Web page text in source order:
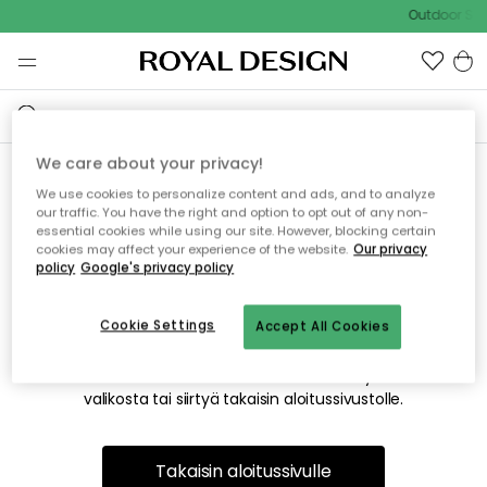
Outdoor
Emme valitettavasti löydä
etsimääsi sivua
Tämä voi johtua siitä, että sivua ei enää ole tai siitä, että se
on siirretty muualle. Pahoittelemme tästä mahdollisesti
valikosta tai siirtyä takaisin aloitussivustolle.
Takaisin aloitussivulle
We care about your privacy!
We use cookies to personalize content and ads, and to analyze
our traffic. You have the right and option to opt out of any non-
essential cookies while using our site. However, blocking certain
cookies may affect your experience of the website. Our privacy
policy Google's privacy policy
Accept All Cookies
Cookie Settings